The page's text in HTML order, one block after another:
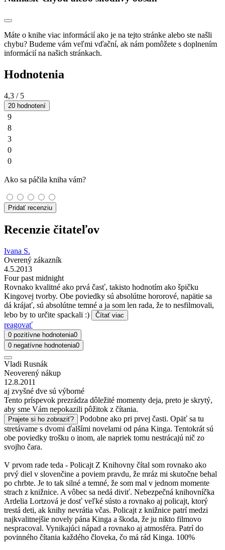
Máte o knihe viac informácií ako je na tejto stránke alebo ste našli
chybu? Budeme vám veľmi vďační, ak nám pomôžete s doplnením
informácií na našich stránkach.
Hodnotenia
4,3 / 5
20 hodnotení
9
8
3
0
0
Ako sa páčila kniha vám?
Pridať recenziu
Recenzie čitateľov
Ivana S.
Overený zákazník
4.5.2013
Four past midnight
Rovnako kvalitné ako prvá časť, takisto hodnotím ako špičku
Kingovej tvorby. Obe poviedky sú absolútne hororové, napätie sa
dá krájať, sú absolútne temné a ja som len rada, že to nesfilmovali,
lebo by to určite spackali :)
Čítať viac
reagovať
0 pozitívne hodnotenia0
0 negatívne hodnotenia0
Vladi Rusnák
Neoverený nákup
12.8.2011
aj zvyšné dve sú výborné
Tento príspevok prezrádza dôležité momenty deja, preto je skrytý,
aby sme Vám nepokazili pôžitok z čítania.
Prajete si ho zobraziť?
Podobne ako pri prvej časti. Opäť sa tu
stretávame s dvomi ďalšími novelami od pána Kinga. Tentokrát sú
obe poviedky trošku o inom, ale napriek tomu nestrácajú nič zo
svojho čara.
V prvom rade teda - Policajt Z Knihovny čítal som rovnako ako
prvý diel v slovenčine a poviem pravdu, že mráz mi skutočne behal
po chrbte. Je to tak silné a temné, že som mal v jednom momente
strach z knižnice. A vôbec sa nedá diviť. Nebezpečná knihovníčka
Ardelia Lortzová je dosť veľké sústo a rovnako aj policajt, ktorý
trestá deti, ak knihy nevrátia včas. Policajt z knižnice patrí medzi
najkvalitnejšie novely pána Kinga a škoda, že ju nikto filmovo
nespracoval. Vynikajúci nápad a rovnako aj atmosféra. Patrí do
povinného čítania každého človeka, čo má rád Kinga. 100%